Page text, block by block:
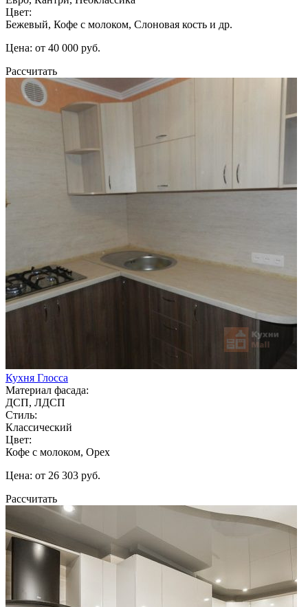
Цвет:
Бежевый, Кофе с молоком, Слоновая кость и др.
Цена: от 40 000 руб.
Рассчитать
Кухня Глосса
Материал фасада:
ДСП, ЛДСП
Стиль:
Классический
Цвет:
Кофе с молоком, Орех
Цена: от 26 303 руб.
Рассчитать